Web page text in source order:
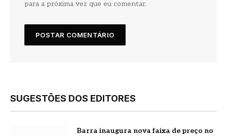
para a próxima vez que eu comentar.
SUGESTÕES DOS EDITORES
Barra inaugura nova faixa de preço no